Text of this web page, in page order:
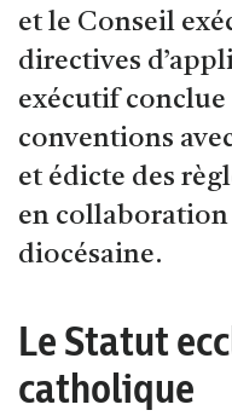
et le Conseil
directives
exécutif conclue
conventions
et édicte des
en collaboration
diocésaine.
Le Statut
catholique